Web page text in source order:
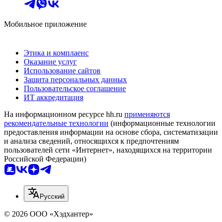
Мобильное приложение
Этика и комплаенс
Оказание услуг
Использование сайтов
Защита персональных данных
Пользовательское соглашение
ИТ аккредитация
На информационном ресурсе hh.ru применяются
рекомендательные технологии (информационные технологии
предоставления информации на основе сбора, систематизации
и анализа сведений, относящихся к предпочтениям
пользователей сети «Интернет», находящихся на территории
Российской Федерации)
Русский
© 2026 ООО «Хэдхантер»